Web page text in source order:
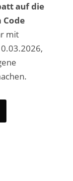
auf die
Code
mit